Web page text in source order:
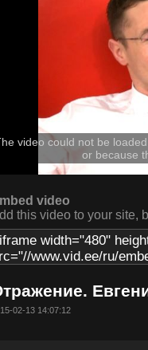
video could not be
or because
video
this video to your site,
02-13 14:07:12